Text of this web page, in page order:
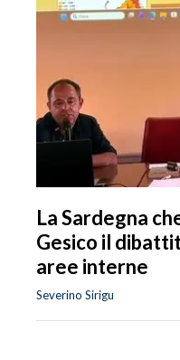
La Sardegna
Gesico il
aree interne
Severino Sirigu